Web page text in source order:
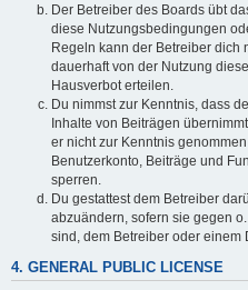
Der Betreiber des Boards übt
diese Nutzungsbedingungen
Regeln kann der Betreiber dich
dauerhaft von der Nutzung
Hausverbot erteilen.
Du nimmst zur Kenntnis, dass
Inhalte von Beiträgen
er nicht zur Kenntnis
Benutzerkonto, Beiträge und
sperren.
Du gestattest dem Betreiber
abzuändern, sofern sie gegen
sind, dem Betreiber oder einem
4. GENERAL PUBLIC LICENSE